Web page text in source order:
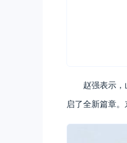
赵强表示
启了全新篇章